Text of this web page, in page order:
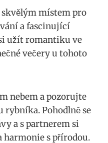
místem pro
a fascinující
užít romantiku ve
večery u tohoto
nebem a pozorujte
rybníka. Pohodlně se
a s partnerem si
s přírodou.